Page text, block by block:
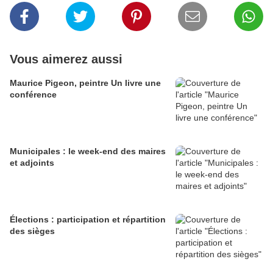
Vous aimerez aussi
Maurice Pigeon, peintre Un livre une
conférence
Municipales : le week-end des maires
et adjoints
Élections : participation et répartition
des sièges